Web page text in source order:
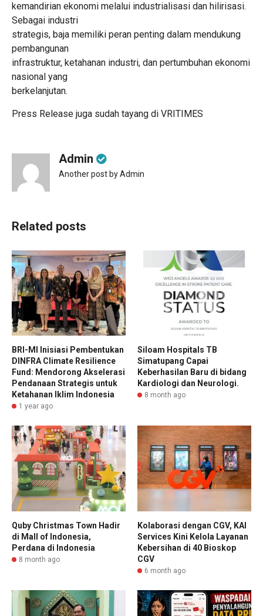
kemandirian ekonomi melalui industrialisasi dan hilirisasi.
Sebagai industri
strategis, baja memiliki peran penting dalam mendukung
pembangunan
infrastruktur, ketahanan industri, dan pertumbuhan ekonomi
nasional yang
berkelanjutan.
Press Release juga sudah tayang di VRITIMES
Admin
Another post by Admin
Related posts
BRI-MI Inisiasi Pembentukan
DINFRA Climate Resilience
Fund: Mendorong Akselerasi
Pendanaan Strategis untuk
Ketahanan Iklim Indonesia
1 year ago
Siloam Hospitals TB
Simatupang Capai
Keberhasilan Baru di bidang
Kardiologi dan Neurologi.
8 month ago
Quby Christmas Town Hadir
di Mall of Indonesia,
Perdana di Indonesia
8 month ago
Kolaborasi dengan CGV, KAI
Services Kini Kelola Layanan
Kebersihan di 40 Bioskop
CGV
6 month ago